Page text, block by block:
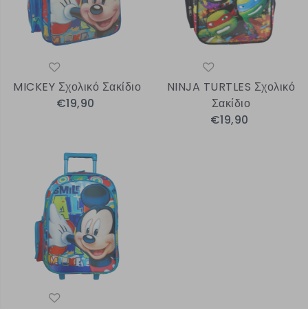
MICKEY Σχολικό Σακίδιο
€19,90
NINJA TURTLES Σχολικό
Σακίδιο
€19,90